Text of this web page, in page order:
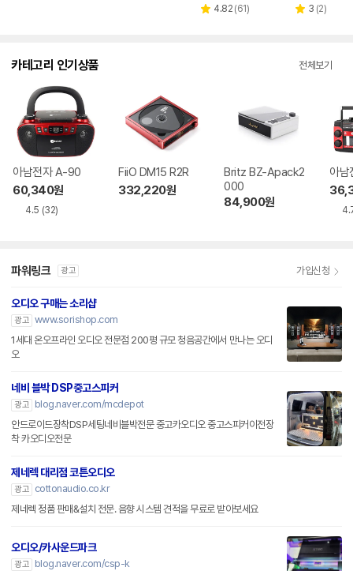
별 4.82 리
(61)
별 3 리
(2)
카테고리 인기상품 전체보기
아남전자 A-90
60,340원
4.5 (32)
FiiO DM15 R2R
332,220원
Britz BZ-Apack2
000
84,900원
아
파워링크 광고 가입신청
오디오 구매는 소리샵
광고 www.sorishop.com
1세대 온오프라인 오디오 전문점 200평 규모 청음공간에서 만나는 오디
오
네비 블박 DSP중고스피커
광고
blog.naver.com/mcdepot
안드로이드장착DSP세팅네비블박전문 중고카오디오 중고스피커이전장
착 카오디오전문
제네렉 대리점 코튼오디오
광고
cottonaudio.co.kr
제네렉 정품 판매&설치 전문. 음향 시스템 견적을 무료로 받아보세요
오디오/카사운드파크
광고
blog.naver.com/csp-k